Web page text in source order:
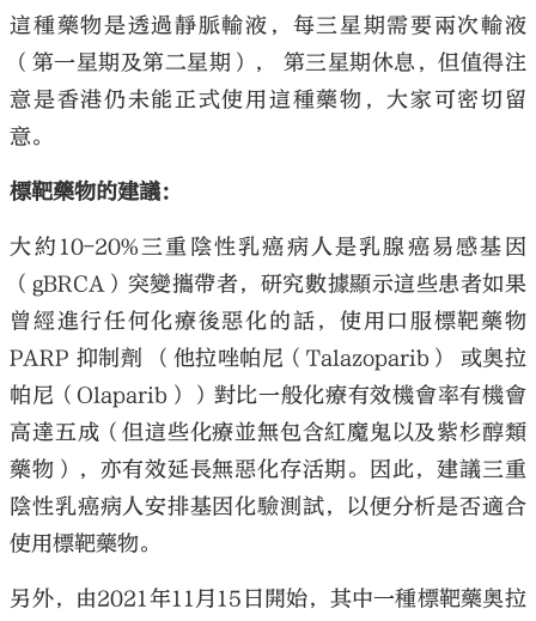
這種藥物是透過靜脈輸液，每三星期需要兩次輸液
（第一星期及第二星期）， 第三星期休息，但值得注
意是香港仍未能正式使用這種藥物，大家可密切留
意。
標靶藥物的建議：
大約10-20%三重陰性乳癌病人是乳腺癌易感基因
（gBRCA）突變攜帶者，研究數據顯示這些患者如果
曾經進行任何化療後惡化的話，使用口服標靶藥物
PARP 抑制劑 （他拉唑帕尼（Talazoparib） 或奥拉
帕尼（Olaparib））對比一般化療有效機會率有機會
高達五成（但這些化療並無包含紅魔鬼以及紫杉醇類
藥物），亦有效延長無惡化存活期。因此，建議三重
陰性乳癌病人安排基因化驗測試，以便分析是否適合
使用標靶藥物。
另外，由2021年11月15日開始，其中一種標靶藥奥拉